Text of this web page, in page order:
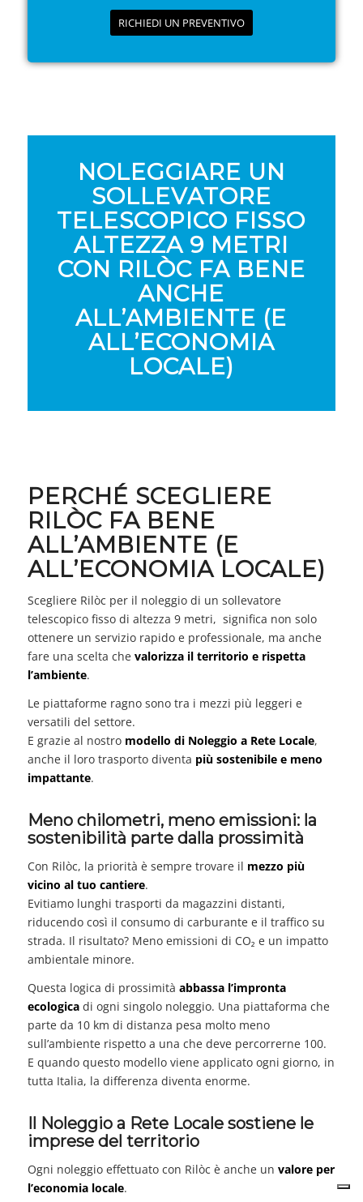
RICHIEDI UN PREVENTIVO
NOLEGGIARE UN
SOLLEVATORE
TELESCOPICO FISSO
ALTEZZA 9 METRI
CON RILÒC FA BENE
ANCHE
ALL’AMBIENTE (E
ALL’ECONOMIA
LOCALE)
PERCHÉ SCEGLIERE
RILÒC FA BENE
ALL’AMBIENTE (E
ALL’ECONOMIA LOCALE)
Scegliere Rilòc per il noleggio di un sollevatore
telescopico fisso di altezza 9 metri, significa non solo
ottenere un servizio rapido e professionale, ma anche
fare una scelta che valorizza il territorio e rispetta
l’ambiente.
Le piattaforme ragno sono tra i mezzi più leggeri e
versatili del settore.
E grazie al nostro modello di Noleggio a Rete Locale,
anche il loro trasporto diventa più sostenibile e meno
impattante.
Meno chilometri, meno emissioni: la
sostenibilità parte dalla prossimità
Con Rilòc, la priorità è sempre trovare il mezzo più
vicino al tuo cantiere.
Evitiamo lunghi trasporti da magazzini distanti,
riducendo così il consumo di carburante e il traffico su
strada. Il risultato? Meno emissioni di CO₂ e un impatto
ambientale minore.
Questa logica di prossimità abbassa l’impronta
ecologicadi ogni singolo noleggio. Una piattaforma che
parte da 10 km di distanza pesa molto meno
sull’ambiente rispetto a una che deve percorrerne 100.
E quando questo modello viene applicato ogni giorno, in
tutta Italia, la differenza diventa enorme.
Il Noleggio a Rete Locale sostiene le
imprese del territorio
Ogni noleggio effettuato con Rilòc è anche un valore per
l’economia locale.